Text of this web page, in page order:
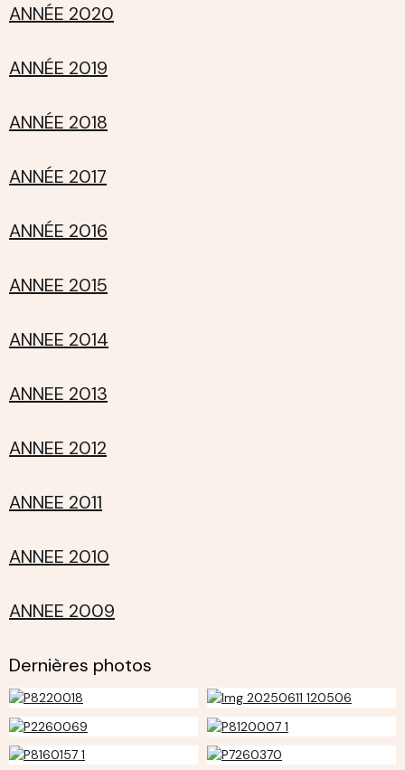
ANNÉE 2020
ANNÉE 2019
ANNÉE 2018
ANNÉE 2017
ANNÉE 2016
ANNEE 2015
ANNEE 2014
ANNEE 2013
ANNEE 2012
ANNEE 2011
ANNEE 2010
ANNEE 2009
Dernières photos